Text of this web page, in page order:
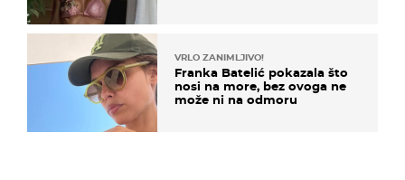
VRLO ZANIMLJIVO!
Franka Batelić pokazala što
nosi na more, bez ovoga ne
može ni na odmoru